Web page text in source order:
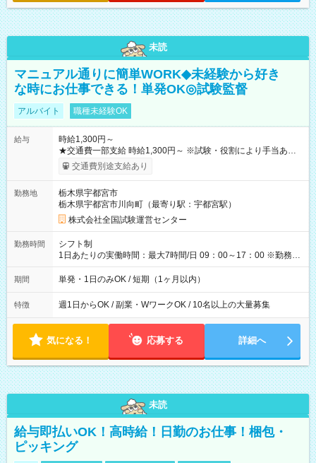
未読
マニュアル通りに簡単WORK◆未経験から好き
な時にお仕事できる！単発OK◎試験監督
アルバイト 職種未経験OK
給与
時給1,300円～
★交通費一部支給 時給1,300円～ ※試験・役割により手当あり
※勤務回数により昇給あり 【即給（前払い）オプションあ
り！】 希望される場合、勤務から1週間ほどで給与の一部を受け
例】 ・河合塾模擬試験 8:30～17:30（休憩1時間） 時給1,300円
×8時間＝日収10,400円＋交通費 ※当日の役割により時給＋100
円の場合あり ・国家試験 7:00～13:30（休憩なし） 時給1,300
円（役割手当＋100円）×6時間＝日収8,400円＋交通費 【試用期
間】試用期間なし
交通費別途支給あり
勤務地
栃木県宇都宮市
栃木県宇都宮市川向町（最寄り駅：宇都宮駅）
株式会社全国試験運営センター
勤務時間
シフト制
1日あたりの実働時間：最大7時間/日 09：00～17：00 ※勤務時
間は 試験により異なります。
期間 単発・1日のみOK / 短期（1ヶ月以内）
特徴 週1日からOK / 副業・WワークOK / 10名以上の大量募集
気になる！ 応募する 詳細へ
未読
給与即払いOK！高時給！日勤のお仕事！梱包・
ピッキング